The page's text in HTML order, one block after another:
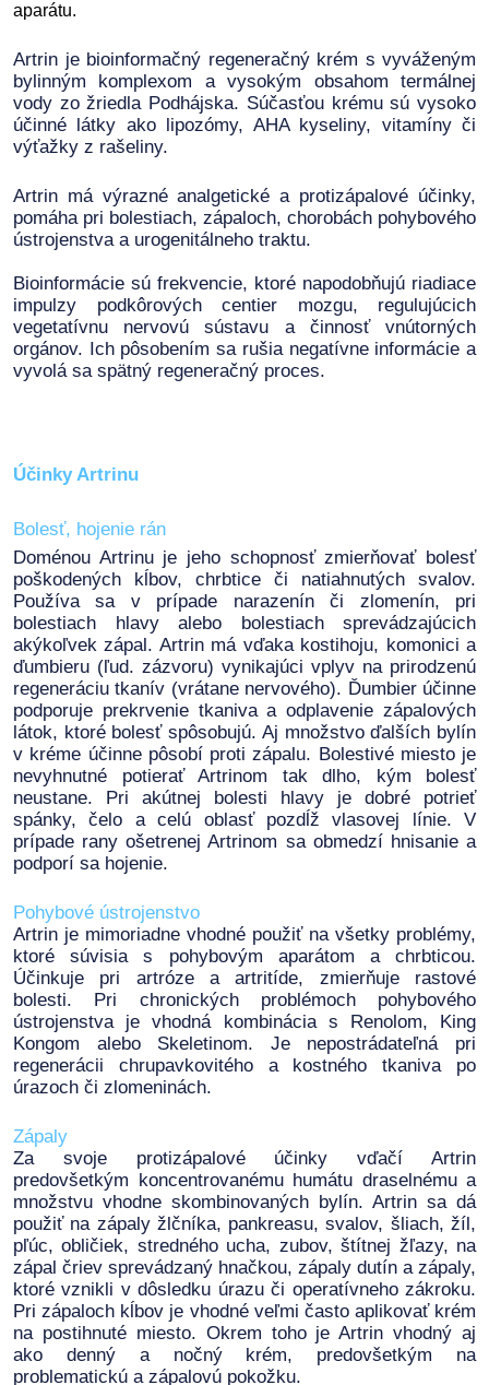
aparátu.
Artrin je bioinformačný regeneračný krém s vyváženým
bylinným komplexom a vysokým obsahom termálnej
vody zo žriedla Podhájska. Súčasťou krému sú vysoko
účinné látky ako lipozómy, AHA kyseliny, vitamíny či
výťažky z rašeliny.
Artrin má výrazné analgetické a protizápalové účinky,
pomáha pri bolestiach, zápaloch, chorobách pohybového
ústrojenstva a urogenitálneho traktu.
Bioinformácie sú frekvencie, ktoré napodobňujú riadiace
impulzy podkôrových centier mozgu, regulujúcich
vegetatívnu nervovú sústavu a činnosť vnútorných
orgánov. Ich pôsobením sa rušia negatívne informácie a
vyvolá sa spätný regeneračný proces.
Účinky Artrinu
Bolesť, hojenie rán
Doménou Artrinu je jeho schopnosť zmierňovať bolesť
poškodených kĺbov, chrbtice či natiahnutých svalov.
Používa sa v prípade narazenín či zlomenín, pri
bolestiach hlavy alebo bolestiach sprevádzajúcich
akýkoľvek zápal. Artrin má vďaka kostihoju, komonici a
ďumbieru (ľud. zázvoru) vynikajúci vplyv na prirodzenú
regeneráciu tkanív (vrátane nervového). Ďumbier účinne
podporuje prekrvenie tkaniva a odplavenie zápalových
látok, ktoré bolesť spôsobujú. Aj množstvo ďalších bylín
v kréme účinne pôsobí proti zápalu. Bolestivé miesto je
nevyhnutné potierať Artrinom tak dlho, kým bolesť
neustane. Pri akútnej bolesti hlavy je dobré potrieť
spánky, čelo a celú oblasť pozdĺž vlasovej línie. V
prípade rany ošetrenej Artrinom sa obmedzí hnisanie a
podporí sa hojenie.
Pohybové ústrojenstvo
Artrin je mimoriadne vhodné použiť na všetky problémy,
ktoré súvisia s pohybovým aparátom a chrbticou.
Účinkuje pri artróze a artritíde, zmierňuje rastové
bolesti. Pri chronických problémoch pohybového
ústrojenstva je vhodná kombinácia s Renolom, King
Kongom alebo Skeletinom. Je nepostrádateľná pri
regenerácii chrupavkovitého a kostného tkaniva po
úrazoch či zlomeninách.
Zápaly
Za svoje protizápalové účinky vďačí Artrin
predovšetkým koncentrovanému humátu draselnému a
množstvu vhodne skombinovaných bylín. Artrin sa dá
použiť na zápaly žlčníka, pankreasu, svalov, šliach, žíl,
pľúc, obličiek, stredného ucha, zubov, štítnej žľazy, na
zápal čriev sprevádzaný hnačkou, zápaly dutín a zápaly,
ktoré vznikli v dôsledku úrazu či operatívneho zákroku.
Pri zápaloch kĺbov je vhodné veľmi často aplikovať krém
na postihnuté miesto. Okrem toho je Artrin vhodný aj
ako denný a nočný krém, predovšetkým na
problematickú a zápalovú pokožku.